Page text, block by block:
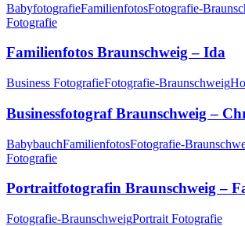
BabyfotografieFamilienfotosFotografie-
Fotografie
Familienfotos Braunschweig – Ida
Business FotografieFotografie-Braunschweig
Businessfotograf Braunschweig –
BabybauchFamilienfotosFotografie-
Fotografie
Portraitfotografin Braunschweig –
Fotografie-BraunschweigPortrait Fotografie